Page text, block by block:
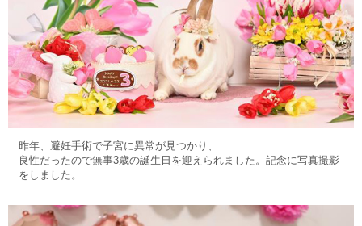
昨年、避妊手術で子宮に異常が見つかり、
良性だったので無事3歳の誕生日を迎えられました。記念に写真撮影
をしました。